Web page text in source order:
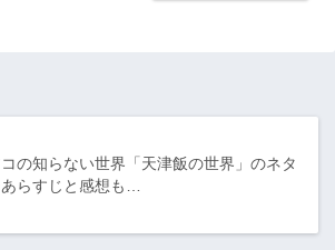
の知らない世界「天津飯の世界」のネタ
らすじと感想も…